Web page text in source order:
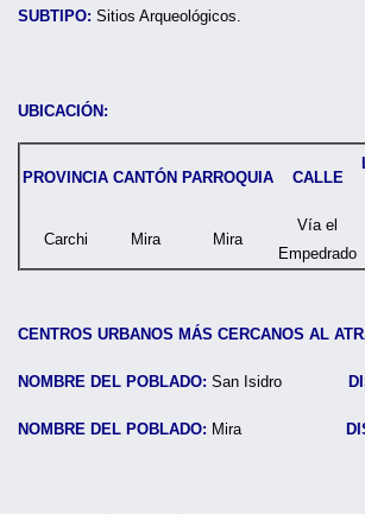
SUBTIPO: Sitios Arqueológicos.
UBICACIÓN:
PROVINCIA CANTÓN PARROQUIA CALLE
Carchi Mira Mira
Vía el
Empedrado
CENTROS URBANOS MÁS CERCANOS AL
NOMBRE DEL POBLADO: San Isidro
NOMBRE DEL POBLADO: Mira